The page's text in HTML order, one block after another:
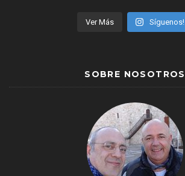
Ver Más Síguenos!
SOBRE NOSOTROS